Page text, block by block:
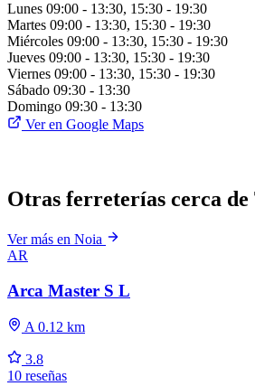
Lunes 09:00 - 13:30, 15:30 - 19:30
Martes 09:00 - 13:30, 15:30 - 19:30
Miércoles 09:00 - 13:30, 15:30 - 19:30
Jueves 09:00 - 13:30, 15:30 - 19:30
Viernes 09:00 - 13:30, 15:30 - 19:30
Sábado 09:30 - 13:30
Domingo 09:30 - 13:30
Ver en Google Maps
Otras ferreterías cerca de
Ver más en Noia
AR
Arca Master S L
A 0.12 km
3.8
10 reseñas